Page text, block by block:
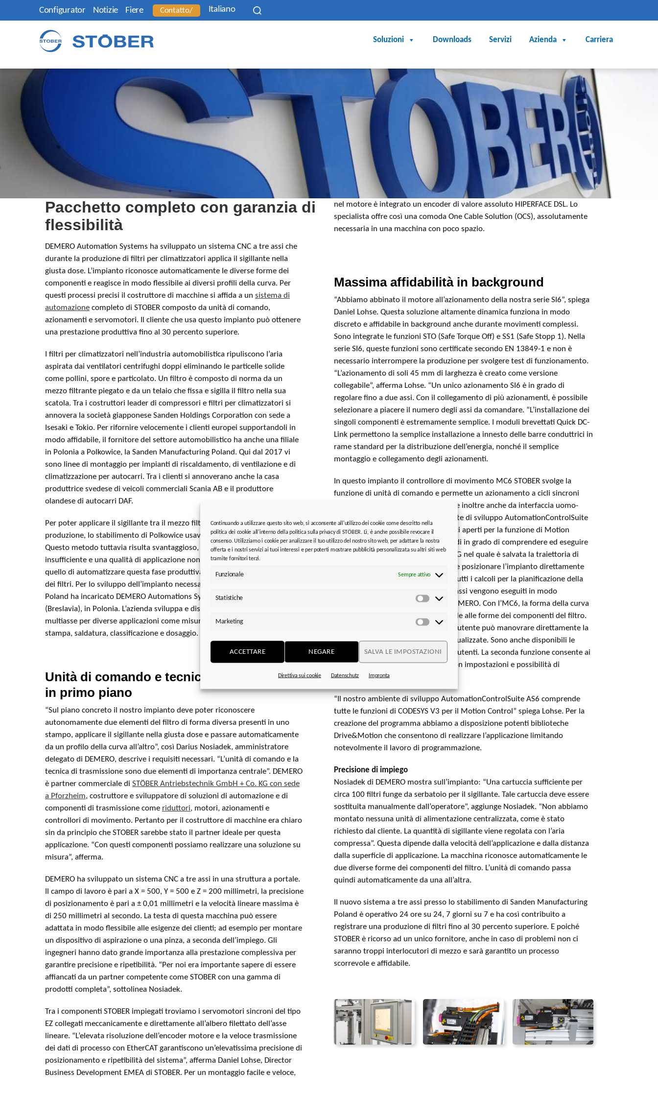
Continuando a utilizzare questo sito web, si acconsente all'utilizzo dei cookie come descritto nella
politica dei cookie all'interno della politica sulla privacy di STÖBER. Lì, è anche possibile revocare il
consenso. Utilizziamo i cookie per analizzare il tuo utilizzo del nostro sito web, per adattare la nostra
offerta e i nostri servizi ai tuoi interessi e per poterti mostrare pubblicità personalizzata su altri siti web
tramite fornitori terzi.
Funzionale Sempre attivo
Statistiche
Statistiche
Marketing
Marketing
ACCETTARE NEGARE SALVA LE IMPOSTAZIONI
Direttiva sui cookie Datenschutz Impronta
Configurator Notizie Fiere Contatto/ Italiano
Soluzioni Downloads Servizi Azienda Carriera
Pacchetto completo con garanzia di
flessibilità
DEMERO Automation Systems ha sviluppato un sistema CNC a tre assi che
durante la produzione di filtri per climatizzatori applica il sigillante nella
giusta dose. L’impianto riconosce automaticamente le diverse forme dei
componenti e reagisce in modo flessibile ai diversi profili della curva. Per
questi processi precisi il costruttore di macchine si affida a un sistema di
automazione completo di STOBER composto da unità di comando,
azionamenti e servomotori. Il cliente che usa questo impianto può ottenere
una prestazione produttiva fino al 30 percento superiore.
I filtri per climatizzatori nell’industria automobilistica ripuliscono l’aria
aspirata dai ventilatori centrifughi doppi eliminando le particelle solide
come pollini, spore e particolato. Un filtro è composto di norma da un
mezzo filtrante piegato e da un telaio che fissa e sigilla il filtro nella sua
scatola. Tra i costruttori leader di compressori e filtri per climatizzatori si
annovera la società giapponese Sanden Holdings Corporation con sede a
Isesaki e Tokio. Per rifornire velocemente i clienti europei supportandoli in
modo affidabile, il fornitore del settore automobilistico ha anche una filiale
in Polonia a Polkowice, la Sanden Manufacturing Poland. Qui dal 2017 vi
sono linee di montaggio per impianti di riscaldamento, di ventilazione e di
climatizzazione per autocarri. Tra i clienti si annoverano anche la casa
produttrice svedese di veicoli commerciali Scania AB e il produttore
olandese di autocarri DAF.
Per poter applicare il sigillante tra il mezzo filtrante e il telaio durante la
produzione, lo stabilimento di Polkowice usava finora pistoni manuali.
Questo metodo tuttavia risulta svantaggioso, a causa di una velocità
insufficiente e una qualità di applicazione non costante. Lo scopo era quindi
quello di automatizzare questa fase produttiva per aumentare la produzione
dei filtri. Per lo sviluppo dell’impianto necessario, Sanden Manufacturing
Poland ha incaricato DEMERO Automations Systems con sede a Wrocław
(Breslavia), in Polonia. L’azienda sviluppa e distribuisce soluzioni di robot e
multiasse per diverse applicazioni come misurazione, pallettizzazione,
stampa, saldatura, classificazione e dosaggio.
Unità di comando e tecnica di trasmissione
in primo piano
“Sul piano concreto il nostro impianto deve poter riconoscere
autonomamente due elementi del filtro di forma diversa presenti in uno
stampo, applicare il sigillante nella giusta dose e passare automaticamente
da un profilo della curva all’altro”, così Darius Nosiadek, amministratore
delegato di DEMERO, descrive i requisiti necessari. “L’unità di comando e la
tecnica di trasmissione sono due elementi di importanza centrale”. DEMERO
è partner commerciale di STÖBER Antriebstechnik GmbH + Co. KG con sede
a Pforzheim, costruttore e sviluppatore di soluzioni di automazione e di
componenti di trasmissione come riduttori, motori, azionamenti e
controllori di movimento. Pertanto per il costruttore di macchine era chiaro
sin da principio che STOBER sarebbe stato il partner ideale per questa
applicazione. “Con questi componenti possiamo realizzare una soluzione su
misura”, afferma.
DEMERO ha sviluppato un sistema CNC a tre assi in una struttura a portale.
Il campo di lavoro è pari a X = 500, Y = 500 e Z = 200 millimetri, la precisione
di posizionamento è pari a ± 0,01 millimetri e la velocità lineare massima è
di 250 millimetri al secondo. La testa di questa macchina può essere
adattata in modo flessibile alle esigenze dei clienti; ad esempio per montare
un dispositivo di aspirazione o una pinza, a seconda dell’impiego. Gli
ingegneri hanno dato grande importanza alla prestazione complessiva per
garantire precisione e ripetibilità. “Per noi era importante sapere di essere
affiancati da un partner competente come STOBER con una gamma di
prodotti completa”, sottolinea Nosiadek.
Tra i componenti STOBER impiegati troviamo i servomotori sincroni del tipo
EZ collegati meccanicamente e direttamente all’albero filettato dell’asse
lineare. “L’elevata risoluzione dell’encoder motore e la veloce trasmissione
dei dati di processo con EtherCAT garantiscono un’elevatissima precisione di
posizionamento e ripetibilità del sistema”, afferma Daniel Lohse, Director
Business Development EMEA di STOBER. Per un montaggio facile e veloce,
nel motore è integrato un encoder di valore assoluto HIPERFACE DSL. Lo
specialista offre così una comoda One Cable Solution (OCS), assolutamente
necessaria in una macchina con poco spazio.
Massima affidabilità in background
“Abbiamo abbinato il motore all’azionamento della nostra serie SI6”, spiega
Daniel Lohse. Questa soluzione altamente dinamica funziona in modo
discreto e affidabile in background anche durante movimenti complessi.
Sono integrate le funzioni STO (Safe Torque Off) e SS1 (Safe Stopp 1). Nella
serie SI6, queste funzioni sono certificate secondo EN 13849-1 e non è
necessario interrompere la produzione per svolgere test di funzionamento.
“L’azionamento di soli 45 mm di larghezza è creato come versione
collegabile”, afferma Lohse. “Un unico azionamento SI6 è in grado di
regolare fino a due assi. Con il collegamento di più azionamenti, è possibile
selezionare a piacere il numero degli assi da comandare. “L’installazione dei
singoli componenti è estremamente semplice. I moduli brevettati Quick DC-
Link permettono la semplice installazione a innesto delle barre conduttrici in
rame standard per la distribuzione dell’energia, nonché il semplice
montaggio e collegamento degli azionamenti.
In questo impianto il controllore di movimento MC6 STOBER svolge la
funzione di unità di comando e permette un azionamento a cicli sincroni
tramite EtherCAT. Il controllore funge inoltre anche da interfaccia uomo-
macchina. Grazie all’uso dell’ambiente di sviluppo AutomationControlSuite
AS6, sono possibili approcci sistemici aperti per la funzione di Motion
Control (IEC 61131-3). L’MC6 è quindi in grado di comprendere ed eseguire
anche il linguaggio macchina codice G nel quale è salvata la traiettoria di
movimento. L’utente però può anche posizionare l’impianto direttamente
secondo il principio punto-punto. “Tutti i calcoli per la pianificazione della
traiettoria e l’interpolazione dei tre assi vengono eseguiti in modo
centralizzato”, spiega Nosiadek di DEMERO. Con l’MC6, la forma della curva
può essere adattata in modo flessibile alle forme dei componenti del filtro.
Con il pannello tattile da 15 pollici, l’utente può manovrare direttamente la
macchina e usare la informazioni visualizzate. Sono anche disponibili le
funzioni di cambio lingua e gestione utenti. La seconda funzione consente ai
collaboratori di usare la macchina con impostazioni e possibilità di
intervento personalizzate.
“Il nostro ambiente di sviluppo AutomationControlSuite AS6 comprende
tutte le funzioni di CODESYS V3 per il Motion Control” spiega Lohse. Per la
creazione del programma abbiamo a disposizione potenti biblioteche
Drive&Motion che consentono di realizzare l’applicazione limitando
notevolmente il lavoro di programmazione.
Precisione di impiego
Nosiadek di DEMERO mostra sull’impianto: “Una cartuccia sufficiente per
circa 100 filtri funge da serbatoio per il sigillante. Tale cartuccia deve essere
sostituita manualmente dall’operatore”, aggiunge Nosiadek. “Non abbiamo
montato nessuna unità di alimentazione centralizzata, come è stato
richiesto dal cliente. La quantità di sigillante viene regolata con l’aria
compressa”. Questa dipende dalla velocità dell’applicazione e dalla distanza
dalla superficie di applicazione. La macchina riconosce automaticamente le
due diverse forme dei componenti del filtro. L’unità di comando passa
quindi automaticamente da una all’altra.
Il nuovo sistema a tre assi presso lo stabilimento di Sanden Manufacturing
Poland è operativo 24 ore su 24, 7 giorni su 7 e ha così contribuito a
registrare una produzione di filtri fino al 30 percento superiore. E poiché
STOBER è ricorso ad un unico fornitore, anche in caso di problemi non ci
saranno troppi interlocutori di mezzo e sarà garantito un processo
scorrevole e affidabile.